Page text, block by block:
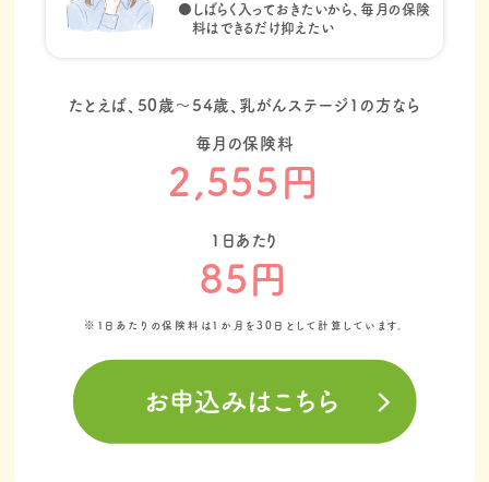
●しばらく入っておきたいから、毎月の保険
料はできるだけ抑えたい
たとえば、50歳～54歳、乳がんステージ1の方なら
毎月の保険料
2,555円
1日あたり
85円
※1日あたりの保険料は1か月を30日として計算しています。